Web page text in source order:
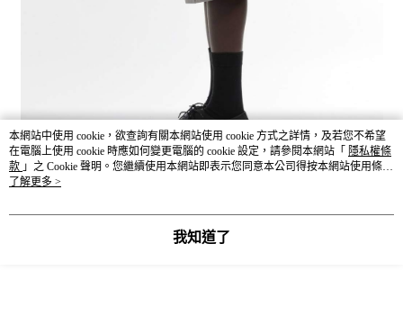
本網站中使用 cookie，欲查詢有關本網站使用 cookie 方式之詳情，及若您不希望
在電腦上使用 cookie 時應如何變更電腦的 cookie 設定，請參閱本網站「 隱私權條
款 」之 Cookie 聲明。您繼續使用本網站即表示您同意本公司得按本網站使用條款
之 Cookie 聲明使用 cookie。
了解更多 >
我知道了